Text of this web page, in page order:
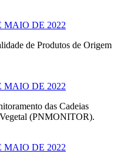
MAIO DE 2022
de Produtos de Origem
MAIO DE 2022
das Cadeias
(PNMONITOR).
MAIO DE 2022